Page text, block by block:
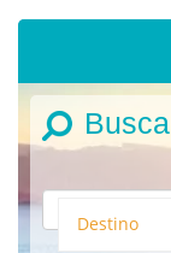
Destino